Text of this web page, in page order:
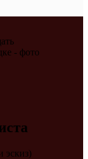
эскиз)